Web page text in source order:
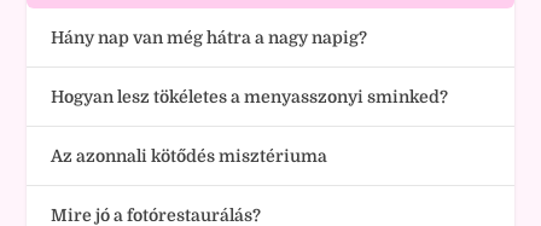
Hány nap van még hátra a nagy napig?
Hogyan lesz tökéletes a menyasszonyi sminked?
Az azonnali kötődés misztériuma
Mire jó a fotórestaurálás?